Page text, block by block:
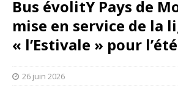
Bus évolitY Pays de
mise en service de la
« l’Estivale » pour
26 juin 2026